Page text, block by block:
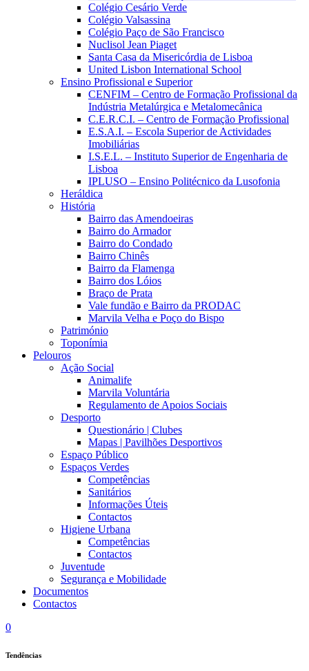
Colégio Cesário Verde
Colégio Valsassina
Colégio Paço de São Francisco
Nuclisol Jean Piaget
Santa Casa da Misericórdia de Lisboa
United Lisbon International School
Ensino Profissional e Superior
CENFIM – Centro de Formação Profissional da
Indústria Metalúrgica e Metalomecânica
C.E.R.C.I. – Centro de Formação Profissional
E.S.A.I. – Escola Superior de Actividades
Imobiliárias
I.S.E.L. – Instituto Superior de Engenharia de
Lisboa
IPLUSO – Ensino Politécnico da Lusofonia
Heráldica
História
Bairro das Amendoeiras
Bairro do Armador
Bairro do Condado
Bairro Chinês
Bairro da Flamenga
Bairro dos Lóios
Braço de Prata
Vale fundão e Bairro da PRODAC
Marvila Velha e Poço do Bispo
Património
Toponímia
Pelouros
Ação Social
Animalife
Marvila Voluntária
Regulamento de Apoios Sociais
Desporto
Questionário | Clubes
Mapas | Pavilhões Desportivos
Espaço Público
Espaços Verdes
Competências
Sanitários
Informações Úteis
Contactos
Higiene Urbana
Competências
Contactos
Juventude
Segurança e Mobilidade
Documentos
Contactos
0
Tendências